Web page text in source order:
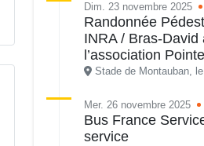
Dim. 23 novembre 2025
Randonnée
INRA / Bras-David
l’association
Stade de Montauban,
Mer. 26 novembre 2025
Bus France
service